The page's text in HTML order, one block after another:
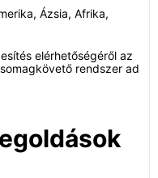
Ázsia, Afrika,
elérhetőségéről az
rendszer ad